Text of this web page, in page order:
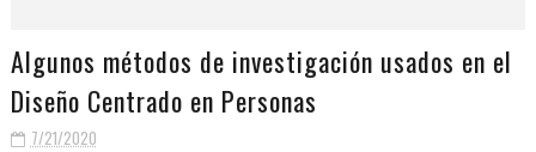
Algunos métodos de investigación usados en el
Diseño Centrado en Personas
7/21/2020